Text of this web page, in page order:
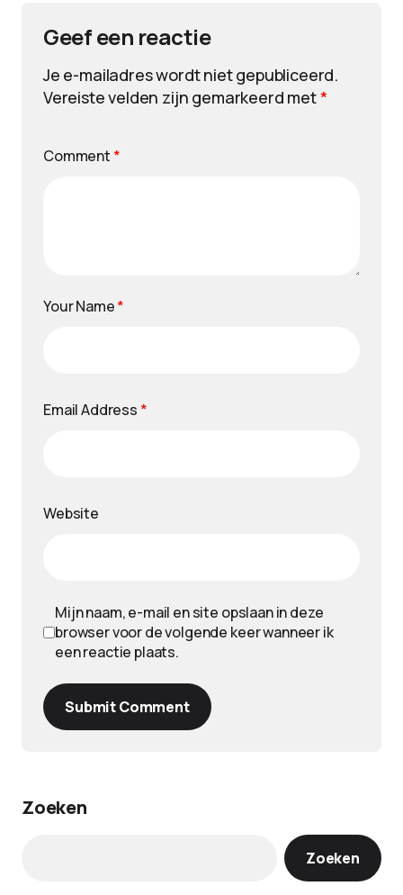
Geef een reactie
Je e-mailadres wordt niet gepubliceerd.
Vereiste velden zijn gemarkeerd met*
Comment *
Your Name*
Email Address *
Website
Mijn naam, e-mail en site opslaan in deze
browser voor de volgende keer wanneer ik
een reactie plaats.
Submit Comment
Zoeken
Zoeken